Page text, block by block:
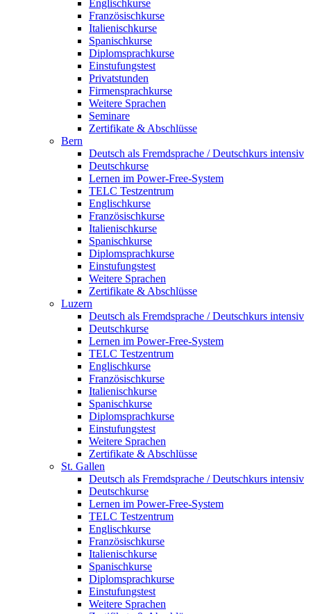
Englischkurse
Französischkurse
Italienischkurse
Spanischkurse
Diplomsprachkurse
Einstufungstest
Privatstunden
Firmensprachkurse
Weitere Sprachen
Seminare
Zertifikate & Abschlüsse
Bern
Deutsch als Fremdsprache / Deutschkurs intensiv
Deutschkurse
Lernen im Power-Free-System
TELC Testzentrum
Englischkurse
Französischkurse
Italienischkurse
Spanischkurse
Diplomsprachkurse
Einstufungstest
Weitere Sprachen
Zertifikate & Abschlüsse
Luzern
Deutsch als Fremdsprache / Deutschkurs intensiv
Deutschkurse
Lernen im Power-Free-System
TELC Testzentrum
Englischkurse
Französischkurse
Italienischkurse
Spanischkurse
Diplomsprachkurse
Einstufungstest
Weitere Sprachen
Zertifikate & Abschlüsse
St. Gallen
Deutsch als Fremdsprache / Deutschkurs intensiv
Deutschkurse
Lernen im Power-Free-System
TELC Testzentrum
Englischkurse
Französischkurse
Italienischkurse
Spanischkurse
Diplomsprachkurse
Einstufungstest
Weitere Sprachen